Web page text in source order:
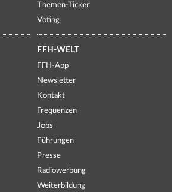
Themen-Ticker
Voting
FFH-WELT
FFH-App
Newsletter
Kontakt
Frequenzen
Jobs
Führungen
Presse
Radiowerbung
Weiterbildung